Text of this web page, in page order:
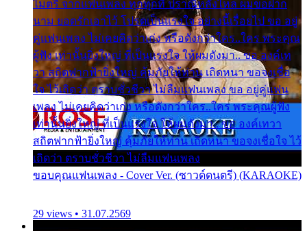
ไมตรี จากแฟนเพลง ทุกทุกที่ ปราณีหลั่งไหล ผมขอฝาก
นาม ยอดรักเอาไว้ โปรดเป็นแรงใจ อย่างนี้เรื่อยไป ขอ อยู่
คู่แฟนเพลง ไม่เคยคิดว่าเก่ง หรือดังกว่าใคร..ใคร พระคุณ
ผู้ฟัง เท่านั้นยิ่งใหญ่ ที่เป็นแรงใจ ให้ผมดังมา.. ขอ องค์เท
วา สถิตฟากฟ้ายิ่งใหญ่ คุ้มภัยให้ท่าน เถิดหนา ขอจงเชื่อ
ใจ ไว้เถิดว่า ตราบชั่วชีวา ไม่ลืมแฟนเพลง ขอ อยู่คู่แฟน
เพลง ไม่เคยคิดว่าเก่ง หรือดังกว่าใคร..ใคร พระคุณผู้ฟัง
เท่านั้นยิ่งใหญ่ ที่เป็นแรงใจ ให้ผมดังมา.. ขอ องค์เทวา
สถิตฟากฟ้ายิ่งใหญ่ คุ้มภัยให้ท่าน เถิดหนา ขอจงเชื่อใจ ไว้
เถิดว่า ตราบชั่วชีวา ไม่ลืมแฟนเพลง
ขอบคุณแฟนเพลง - Cover Ver. (ซาวด์ดนตรี) (KARAOKE)
29 views • 31.07.2569